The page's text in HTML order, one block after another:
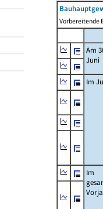
Vorbereitende
Am
Juni
Im
Im